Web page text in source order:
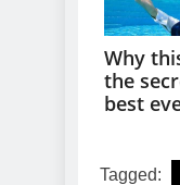
Tagged: